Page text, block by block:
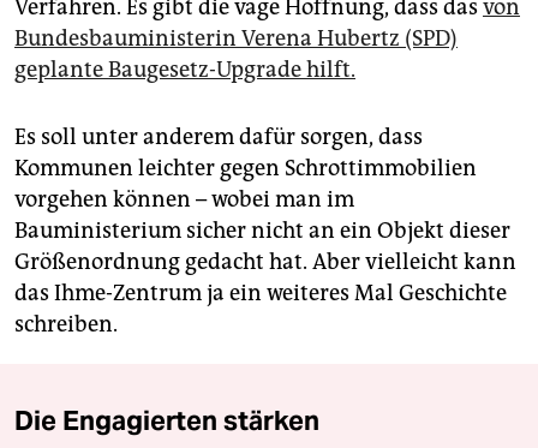
Verfahren. Es gibt die vage Hoffnung, dass das von
Bundesbauministerin Verena Hubertz (SPD)
geplante Baugesetz-Upgrade hilft.
Es soll unter anderem dafür sorgen, dass
Kommunen leichter gegen Schrottimmobilien
vorgehen können – wobei man im
Bauministerium sicher nicht an ein Objekt dieser
Größenordnung gedacht hat. Aber vielleicht kann
das Ihme-Zentrum ja ein weiteres Mal Geschichte
schreiben.
Die Engagierten stärken